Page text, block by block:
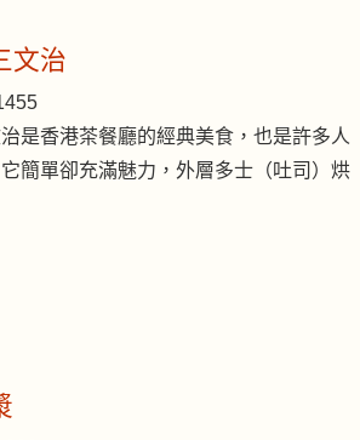
文治
是香港茶餐廳的經典美食，也是許多人
簡單卻充滿魅力，外層多士（吐司）烘